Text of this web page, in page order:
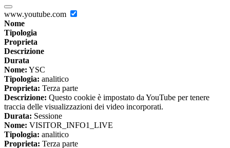
www.youtube.com
Nome
Tipologia
Proprieta
Descrizione
Durata
Nome: YSC
Tipologia: analitico
Proprieta: Terza parte
Descrizione: Questo cookie è impostato da YouTube per tenere
traccia delle visualizzazioni dei video incorporati.
Durata: Sessione
Nome: VISITOR_INFO1_LIVE
Tipologia: analitico
Proprieta: Terza parte